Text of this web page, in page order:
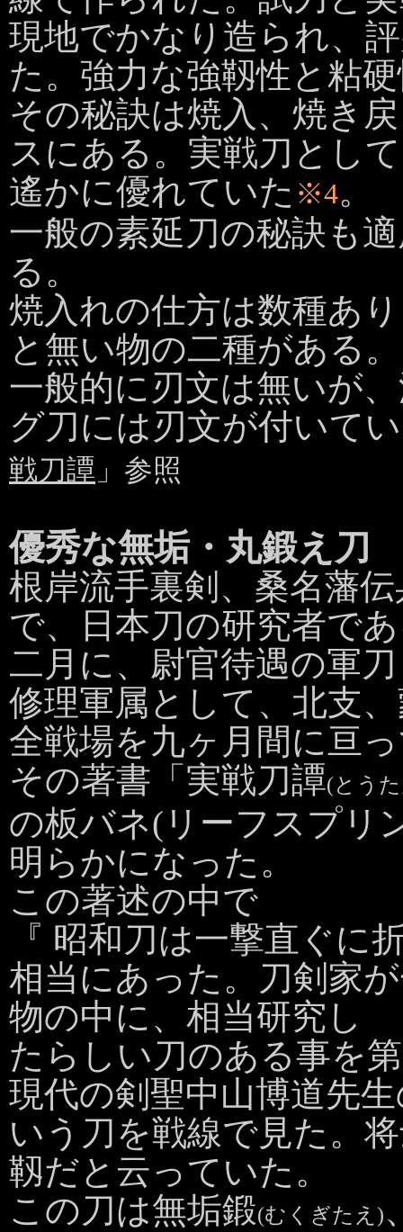
現地でかなり造られ、
た。強力な強靱性と粘
その秘訣は焼入、焼き
スにある。実戦刀とし
遙かに優れていた ※4。
一般の素延刀の秘訣も
る。
焼入れの仕方は数種あ
と無い物の二種がある。
一般的に刃文は無いが
グ刀には刃文が付いて
戦刀譚 」参照
優秀な無垢・丸鍛え刀
根岸流手裏剣、桑名藩
で、日本刀の研究者で
二月に、尉官待遇の軍刀
修理軍属として、北支
全戦場を九ヶ月間に亘
その著書「実戦刀譚(とう
の板バネ(リーフスプリ
明らかになった。
この著述の中で
『 昭和刀は一撃直ぐに
相当にあった。刀剣家
物の中に、相当研究し
たらしい刀のある事を
現代の剣聖中山博道先
いう刀を戦線で見た。
靱だと云っていた。
この刀は無垢鍛(むくぎたえ)